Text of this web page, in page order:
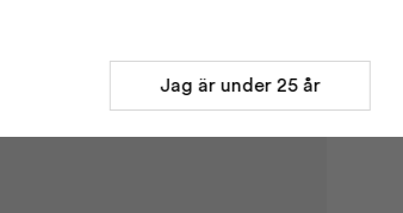
Jag är under 25 år